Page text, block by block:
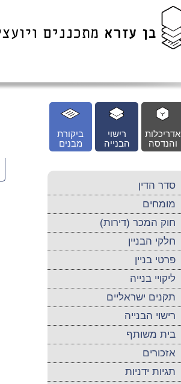
ביקורת
מבנים
רישוי
הבנייה
אדריכלות
והנדסה
סדר הדין
מומחים
חוק המכר (דירות)
חלקי הבניין
פרטי בניין
ליקויי בנייה
תקנים ישראליים
רישוי הבנייה
בית משותף
אזכורים
תגיות ידניות